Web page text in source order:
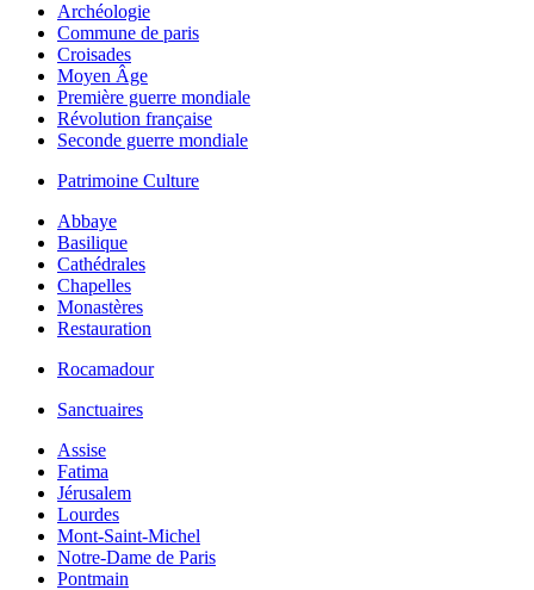
Archéologie
Commune de paris
Croisades
Moyen Âge
Première guerre mondiale
Révolution française
Seconde guerre mondiale
Patrimoine Culture
Abbaye
Basilique
Cathédrales
Chapelles
Monastères
Restauration
Rocamadour
Sanctuaires
Assise
Fatima
Jérusalem
Lourdes
Mont-Saint-Michel
Notre-Dame de Paris
Pontmain